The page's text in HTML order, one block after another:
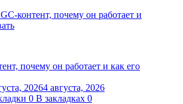
почему он работает и как его
20264 августа, 2026
0 В закладках 0